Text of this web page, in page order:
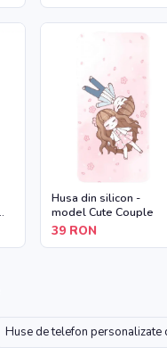
Husa din silicon -
model Cute Couple
39 RON
Huse de telefon personalizate